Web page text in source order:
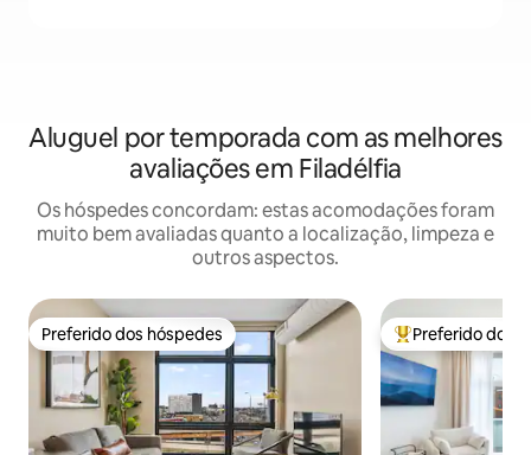
Aluguel por temporada com as melhores
avaliações em Filadélfia
Os hóspedes concordam: estas acomodações foram
muito bem avaliadas quanto a localização, limpeza e
outros aspectos.
Preferido dos hóspedes
Preferido dos hóspedes Entre os
Preferido dos